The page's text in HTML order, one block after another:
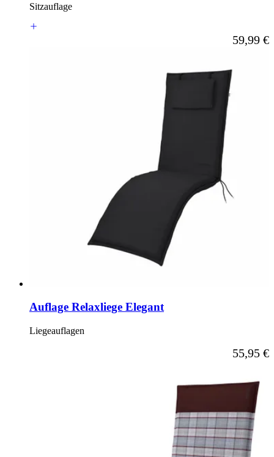
Sitzauflage
Ab
59,99 €
Auflage Relaxliege Elegant
Liegeauflagen
Ab
55,95 €